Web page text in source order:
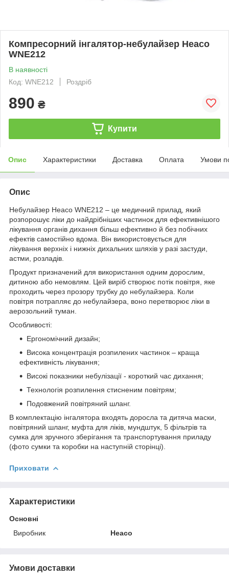
Компресорний інгалятор-небулайзер Heaco
WNE212
В наявності
Код: WNE212
Роздріб
890 ₴
Купити
Опис Характеристики Доставка Оплата Умови
Опис
Небулайзер Heaco WNE212 – це медичний прилад, який
розпорошує ліки до найдрібніших частинок для ефективнішого
лікування органів дихання більш ефективно й без побічних
ефектів самостійно вдома. Він використовується для
лікування верхніх і нижніх дихальних шляхів у разі застуди,
астми, розладів.
Продукт призначений для використання одним дорослим,
дитиною або немовлям. Цей виріб створює потік повітря, яке
проходить через прозору трубку до небулайзера. Коли
повітря потрапляє до небулайзера, воно перетворює ліки в
аерозольний туман.
Особливості:
Ергономічний дизайн;
Висока концентрація розпилених частинок – краща
ефективність лікування;
Високі показники небулізації - короткий час дихання;
Технологія розпилення стисненим повітрям;
Подовжений повітряний шланг.
В комплектацію інгалятора входять доросла та дитяча маски,
повітряний шланг, муфта для ліків, мундштук, 5 фільтрів та
сумка для зручного зберігання та транспортування приладу
(фото сумки та коробки на наступній сторінці).
Приховати
Характеристики
Основні
Виробник
Heaco
Умови доставки